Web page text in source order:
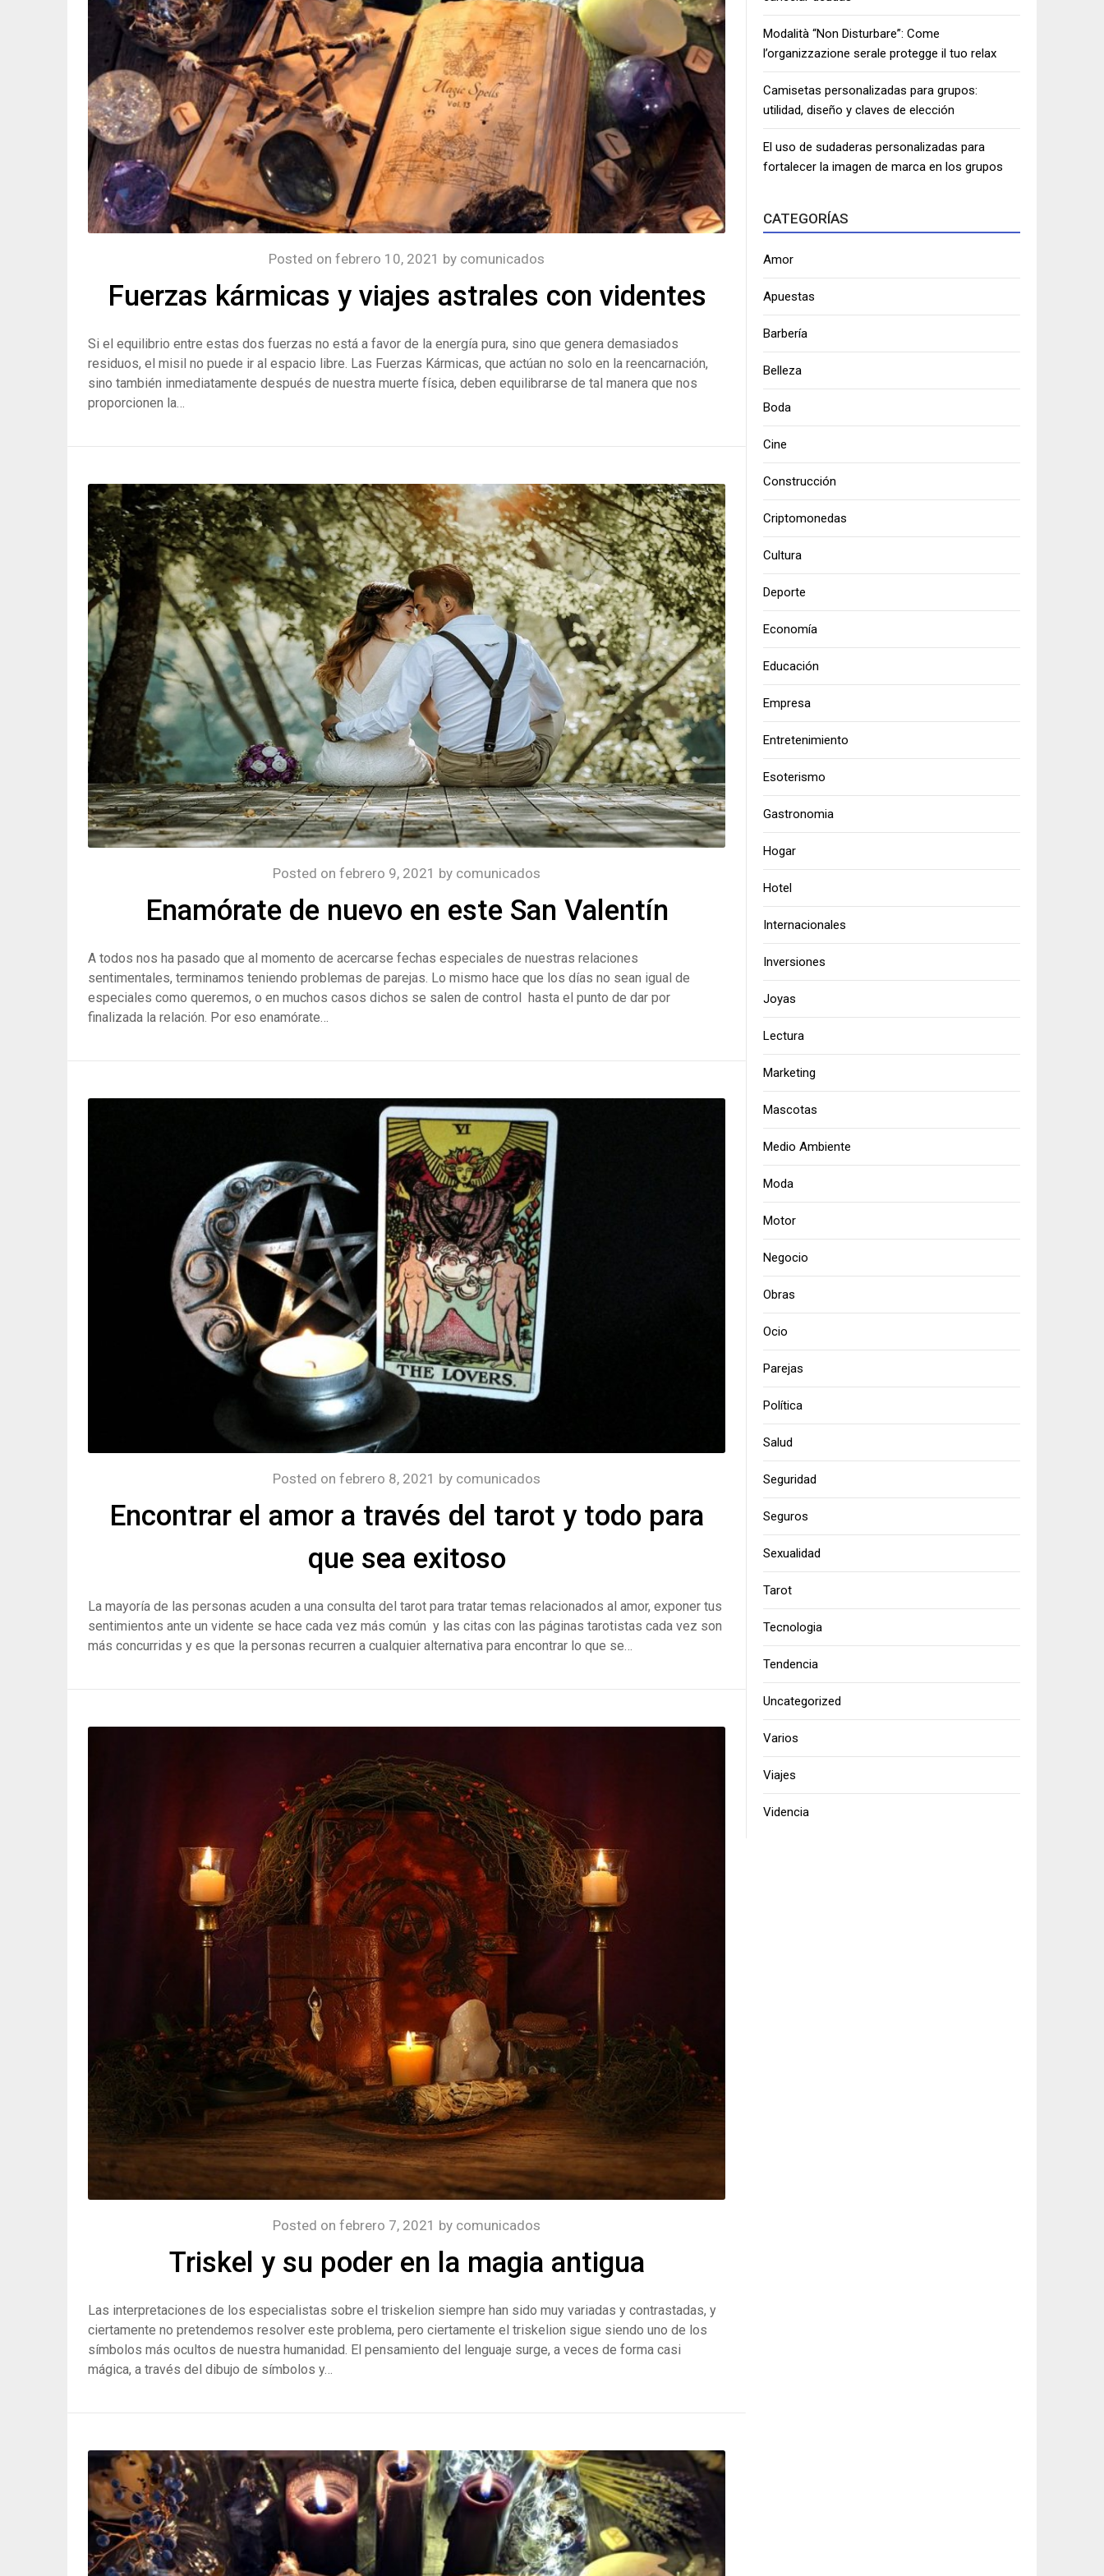
Fuerzas kármicas y viajes astrales con videntes
Posted on febrero 10, 2021 by comunicados
Si el equilibrio entre estas dos fuerzas no está a favor de la energía pura, sino que genera demasiados
residuos, el misil no puede ir al espacio libre. Las Fuerzas Kármicas, que actúan no solo en la reencarnación,
sino también inmediatamente después de nuestra muerte física, deben equilibrarse de tal manera que nos
proporcionen la…
Enamórate de nuevo en este San Valentín
Posted on febrero 9, 2021 by comunicados
A todos nos ha pasado que al momento de acercarse fechas especiales de nuestras relaciones
sentimentales, terminamos teniendo problemas de parejas. Lo mismo hace que los días no sean igual de
especiales como queremos, o en muchos casos dichos se salen de control hasta el punto de dar por
finalizada la relación. Por eso enamórate…
Encontrar el amor a través del tarot y todo para
que sea exitoso
Posted on febrero 8, 2021 by comunicados
La mayoría de las personas acuden a una consulta del tarot para tratar temas relacionados al amor, exponer tus
sentimientos ante un vidente se hace cada vez más común y las citas con las páginas tarotistas cada vez son
más concurridas y es que la personas recurren a cualquier alternativa para encontrar lo que se…
Triskel y su poder en la magia antigua
Posted on febrero 7, 2021 by comunicados
Las interpretaciones de los especialistas sobre el triskelion siempre han sido muy variadas y contrastadas, y
ciertamente no pretendemos resolver este problema, pero ciertamente el triskelion sigue siendo uno de los
símbolos más ocultos de nuestra humanidad. El pensamiento del lenguaje surge, a veces de forma casi
mágica, a través del dibujo de símbolos y…
Modalità “Non Disturbare”: Come
l’organizzazione serale protegge il tuo relax
Camisetas personalizadas para grupos:
utilidad, diseño y claves de elección
El uso de sudaderas personalizadas para
fortalecer la imagen de marca en los grupos
CATEGORÍAS
Amor
Apuestas
Barbería
Belleza
Boda
Cine
Construcción
Criptomonedas
Cultura
Deporte
Economía
Educación
Empresa
Entretenimiento
Esoterismo
Gastronomia
Hogar
Hotel
Internacionales
Inversiones
Joyas
Lectura
Marketing
Mascotas
Medio Ambiente
Moda
Motor
Negocio
Obras
Ocio
Parejas
Política
Salud
Seguridad
Seguros
Sexualidad
Tarot
Tecnologia
Tendencia
Uncategorized
Varios
Viajes
Videncia